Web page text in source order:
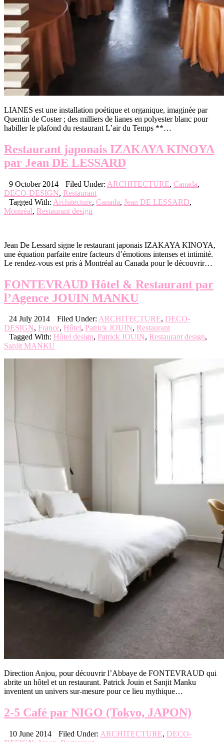
LIANES est une installation poétique et organique, imaginée par
Quentin de Coster ; des milliers de lianes en polyester blanc pour
habiller le plafond du restaurant L’air du Temps **…
Restaurant japonais IZAKAYA KINOYA
par Jean DE LESSARD
9 October 2014 Filed Under: ARCHITECTURE, Canada,
DECO-DESIGN, Restaurant
Tagged With: Architecture, Canada, Jean DE LESSARD,
Montréal, Restaurant design
Jean De Lessard signe le restaurant japonais IZAKAYA KINOYA,
une équation parfaite entre facteurs d’émotions intenses et intimité.
Le rendez-vous est pris à Montréal au Canada pour le découvrir…
FONTEVRAUD Hôtel & Restaurant par
l’Agence JOUIN MANKU
24 July 2014 Filed Under: ARCHITECTURE, DECO-
DESIGN, France, Hôtel, Patrick JOUIN, Restaurant
Tagged With: Hôtel design, Patrick JOUIN, Restaurant design,
Sanjit MANKU
Direction Anjou, pour découvrir l’Abbaye de FONTEVRAUD qui
abrite un hôtel et un restaurant. Patrick Jouin et Sanjit Manku
inventent un univers sur-mesure pour ce lieu mythique…
2-5 Café par NIGO (Tokyo, JAPON)
10 June 2014 Filed Under: ARCHITECTURE, DECO-